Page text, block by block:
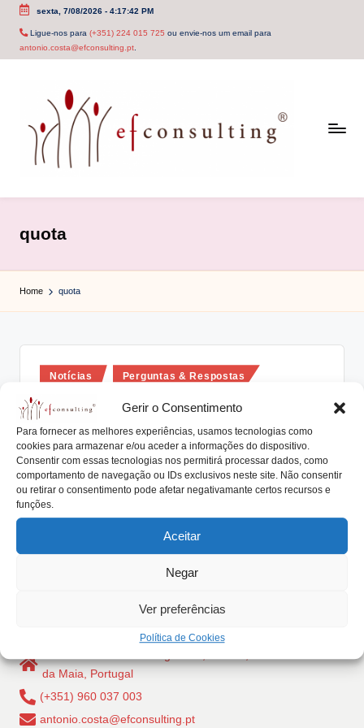
Gerir o Consentimento
Para fornecer as melhores experiências, usamos tecnologias como
cookies para armazenar e/ou aceder a informações do dispositivo.
Consentir com essas tecnologias nos permitirá processar dados, como
comportamento de navegação ou IDs exclusivos neste site. Não consentir
ou retirar o consentimento pode afetar negativamante certos recursos e
funções.
Aceitar
Negar
Ver preferências
Política de Cookies
Skip
sexta, 7/08/2026- 4:17:42 PM
Ligue-nos para (+351) 224 015 725 ou envie-nos um email para
antonio.costa@efconsulting.pt.
c
o
n
u
lt
i
n
g
.
p
quota
Home quota
Posted
Notícias Perguntas & Respostas
Como é que um dos sócios e irmão
pode vender a sua posição na
empresa familiar?
Posted
by
António Nogueira da Costa Abril 23, 2019
Somos 5 irmãos que detêm 20% cada um da empresa
que os nossos pais nos…
da Maia, Portugal
(+351) 960 037 003
antonio.costa@efconsulting.pt